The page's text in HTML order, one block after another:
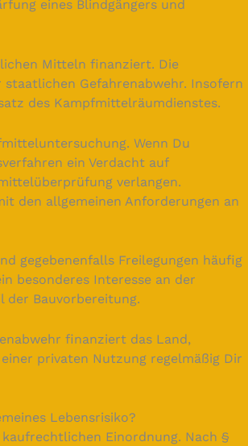
eines Blindgängers und
Mitteln finanziert. Die
Gefahrenabwehr. Insofern
des Kampfmittelräumdienstes.
Wenn Du
ein Verdacht auf
verlangen.
den allgemeinen Anforderungen an
gegebenenfalls Freilegungen häufig
besonderes Interesse an der
der Bauvorbereitung.
finanziert das Land,
privaten Nutzung regelmäßig Dir
Lebensrisiko?
Einordnung. Nach §